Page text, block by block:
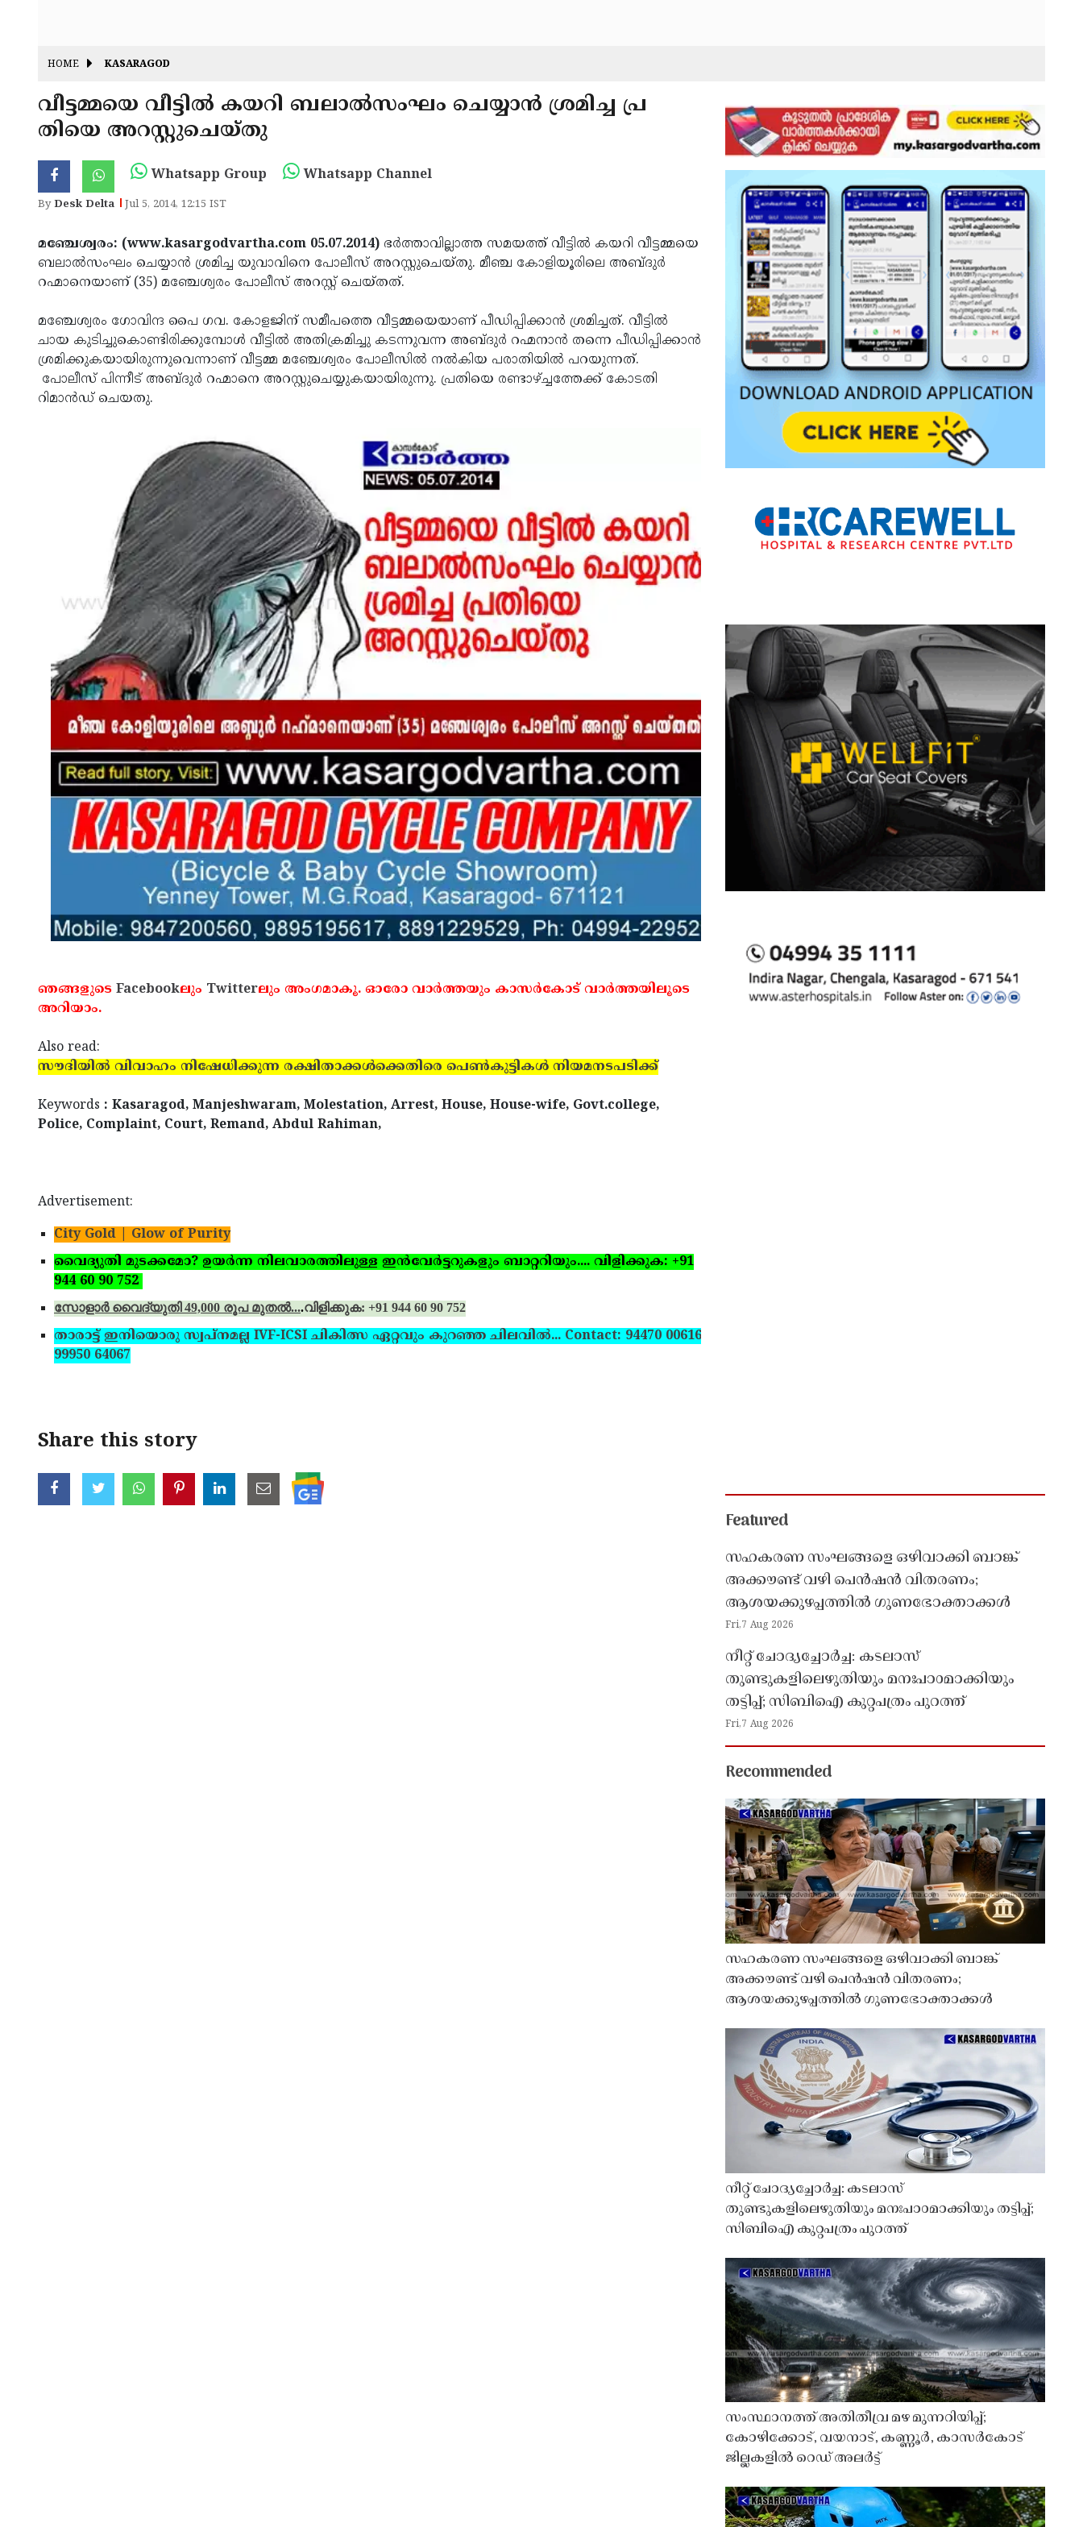
HOME KASARAGOD
വീട്ടമ്മയെ വീട്ടില്‍ കയറി ബലാല്‍സംഘം ചെയ്യാന്‍ ശ്രമിച്ച പ്ര
തിയെ അറസ്റ്റുചെയ്തു
Whatsapp Group Whatsapp Channel
ByDesk Delta Jul 5, 2014, 12:15 IST
മഞ്ചേശ്വരം: (www.kasargodvartha.com 05.07.2014) ഭര്‍ത്താവില്ലാത്ത സമയത്ത് വീട്ടില്‍ കയറി വീട്ടമ്മയെ
ബലാല്‍സംഘം ചെയ്യാന്‍ ശ്രമിച്ച യുവാവിനെ പോലീസ് അറസ്റ്റുചെയ്തു. മീഞ്ച കോളിയൂരിലെ അബ്ദുര്‍
റഹ്മാനെയാണ് (35) മഞ്ചേശ്വരം പോലീസ് അറസ്റ്റ് ചെയ്തത്.
മഞ്ചേശ്വരം ഗോവിന്ദ പൈ ഗവ. കോളജിന് സമീപത്തെ വീട്ടമ്മയെയാണ് പീഡിപ്പിക്കാന്‍ ശ്രമിച്ചത്. വീട്ടില്‍
ചായ കുടിച്ചുകൊണ്ടിരിക്കുമ്പോള്‍ വീട്ടില്‍ അതിക്രമിച്ചു കടന്നുവന്ന അബ്ദുര്‍ റഹ്മനാന്‍ തന്നെ പീഡിപ്പിക്കാന്‍
ശ്രമിക്കുകയായിരുന്നുവെന്നാണ് വീട്ടമ്മ മഞ്ചേശ്വരം പോലീസില്‍ നല്‍കിയ പരാതിയില്‍ പറയുന്നത്.
പോലീസ് പിന്നീട് അബ്ദുര്‍ റഹ്മാനെ അറസ്റ്റുചെയ്യുകയായിരുന്നു. പ്രതിയെ രണ്ടാഴ്ച്ചത്തേക്ക് കോടതി
റിമാന്‍ഡ് ചെയതു.
ഞങ്ങളുടെ Facebookലും Twitterലും അംഗമാകൂ. ഓരോ വാര്‍ത്തയും കാസര്‍കോട് വാര്‍ത്തയിലൂടെ
അറിയാം.
Also read:
സൗദിയില്‍ വിവാഹം നിഷേധിക്കുന്ന രക്ഷിതാക്കള്‍ക്കെതിരെ പെണ്‍കുട്ടികള്‍ നിയമനടപടിക്ക്
Keywords : Kasaragod, Manjeshwaram, Molestation, Arrest, House, House-wife, Govt.college,
Police, Complaint, Court, Remand, Abdul Rahiman,
Advertisement:
City Gold | Glow of Purity
വൈദ്യുതി മുടക്കമോ? ഉയര്‍ന്ന നിലവാരത്തിലുള്ള ഇന്‍വേര്‍ട്ടറുകളും ബാറ്ററിയും.... വിളിക്കുക: +91
944 60 90 752
സോളാര്‍ വൈദ്യുതി 49,000 രൂപ മുതല്‍....വിളിക്കുക: +91 944 60 90 752
താരാട്ട് ഇനിയൊരു സ്വപ്‌നമല്ല IVF-ICSI ചികിത്സ ഏറ്റവും കുറഞ്ഞ ചിലവില്‍... Contact: 94470 00616,
99950 64067
Share this story
Featured
സഹകരണ സംഘങ്ങളെ ഒഴിവാക്കി ബാങ്ക്
അക്കൗണ്ട് വഴി പെൻഷൻ വിതരണം;
ആശയക്കുഴപ്പത്തിൽ ഗുണഭോക്താക്കൾ
Fri,7 Aug 2026
നീറ്റ് ചോദ്യച്ചോർച്ച: കടലാസ്
തുണ്ടുകളിലെഴുതിയും മനഃപാഠമാക്കിയും
തട്ടിപ്പ്; സിബിഐ കുറ്റപത്രം പുറത്ത്
Fri,7 Aug 2026
Recommended
സഹകരണ സംഘങ്ങളെ ഒഴിവാക്കി ബാങ്ക്
അക്കൗണ്ട് വഴി പെൻഷൻ വിതരണം;
ആശയക്കുഴപ്പത്തിൽ ഗുണഭോക്താക്കൾ
നീറ്റ് ചോദ്യച്ചോർച്ച: കടലാസ്
തുണ്ടുകളിലെഴുതിയും മനഃപാഠമാക്കിയും തട്ടിപ്പ്;
സിബിഐ കുറ്റപത്രം പുറത്ത്
സംസ്ഥാനത്ത് അതിതീവ്ര മഴ മുന്നറിയിപ്പ്;
കോഴിക്കോട്, വയനാട്, കണ്ണൂർ, കാസർകോട്
ജില്ലകളിൽ റെഡ് അലർട്ട്